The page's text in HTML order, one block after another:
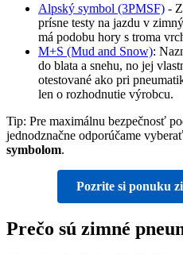
Alpský symbol (3PMSF) -
prísne testy na jazdu v
má podobu hory s troma
M+S (Mud and Snow):
do blata a snehu, no jej
otestované ako pri
len o rozhodnutie výrobcu.
Tip: Pre maximálnu bezpečnosť
jednodznačne odporúčame vyberať
symbolom.
Pozrite si ponuku
Prečo sú zimné